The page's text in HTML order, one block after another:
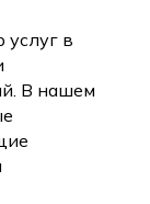
в
В нашем